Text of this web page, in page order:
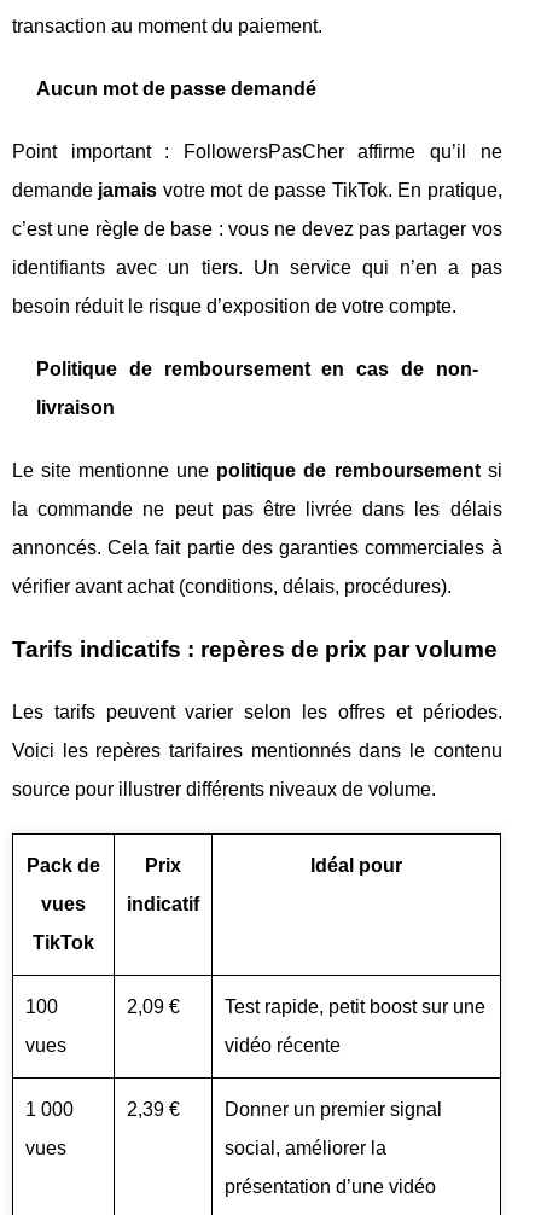
transaction au moment du paiement.
Aucun mot de passe demandé
Point important : FollowersPasCher affirme qu’il ne
demande jamais votre mot de passe TikTok. En pratique,
c’est une règle de base : vous ne devez pas partager vos
identifiants avec un tiers. Un service qui n’en a pas
besoin réduit le risque d’exposition de votre compte.
Politique de remboursement en cas de non-
livraison
Le site mentionne une politique de remboursementsi
la commande ne peut pas être livrée dans les délais
annoncés. Cela fait partie des garanties commerciales à
vérifier avant achat (conditions, délais, procédures).
Tarifs indicatifs : repères de prix par volume
Les tarifs peuvent varier selon les offres et périodes.
Voici les repères tarifaires mentionnés dans le contenu
source pour illustrer différents niveaux de volume.
Pack de
vues
TikTok
Prix
indicatif
Idéal pour
100
vues
2,09 €
Test rapide, petit boost sur une
vidéo récente
1 000
vues
2,39 €
Donner un premier signal
social, améliorer la
présentation d’une vidéo